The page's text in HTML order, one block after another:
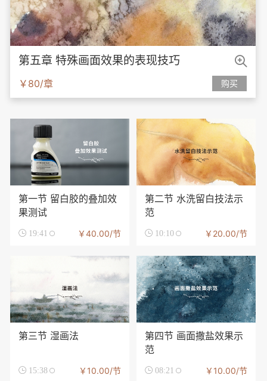
第五章 特殊画面效果的表现技巧
￥80/章 购买

第一节 留白胶的叠加效
果测试
 19:41 ￥40.00/节
第二节 水洗留白技法示
范
 10:10 ￥20.00/节
第三节 湿画法
 15:38 ￥10.00/节
第四节 画面撒盐效果示
范
 08:21 ￥10.00/节